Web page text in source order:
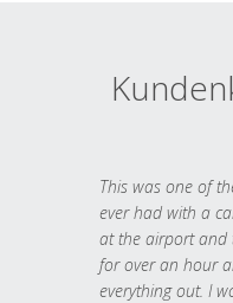
This was one of
ever had with a
at the airport and
for over an hour
everything out. I